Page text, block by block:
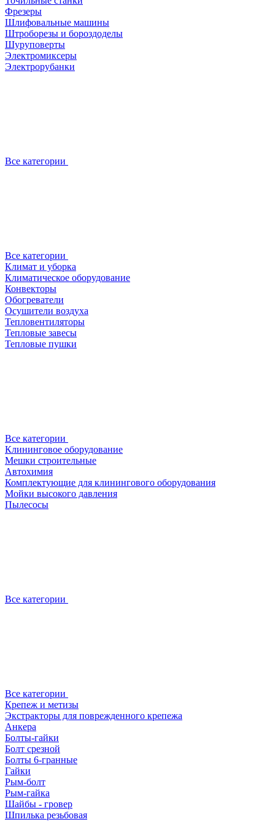
Фрезеры
Шлифовальные машины
Штроборезы и бороздоделы
Шуруповерты
Электромиксеры
Электрорубанки
Все категории
Все категории
Климат и уборка
Климатическое оборудование
Конвекторы
Обогреватели
Осушители воздуха
Тепловентиляторы
Тепловые завесы
Тепловые пушки
Все категории
Клининговое оборудование
Мешки строительные
Автохимия
Комплектующие для клинингового оборудования
Мойки высокого давления
Пылесосы
Все категории
Все категории
Крепеж и метизы
Экстракторы для поврежденного крепежа
Анкера
Болты-гайки
Болт срезной
Болты 6-гранные
Гайки
Рым-болт
Рым-гайка
Шайбы - гровер
Шпилька резьбовая